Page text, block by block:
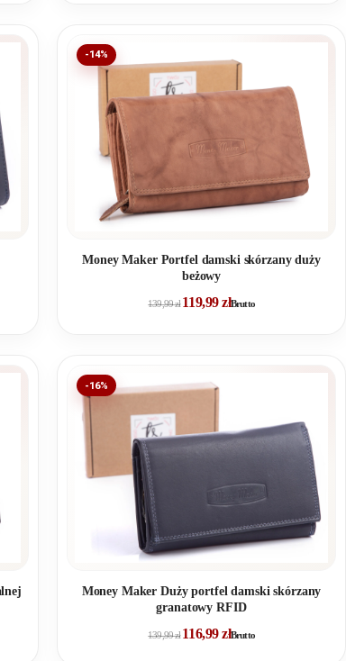
-14%
Money Maker Portfel damski skórzany duży
beżowy
139,99zł 119,99złBrutto
-16%
Money Maker Duży portfel damski skórzany
granatowy RFID
139,99zł 116,99złBrutto